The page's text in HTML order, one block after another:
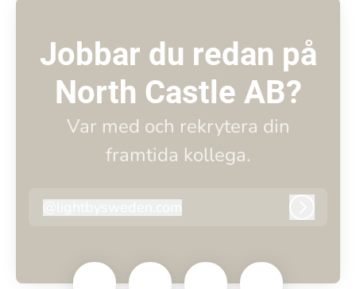
Jobbar du redan på
North Castle AB?
Var med och rekrytera din
framtida kollega.
lightbysweden.com